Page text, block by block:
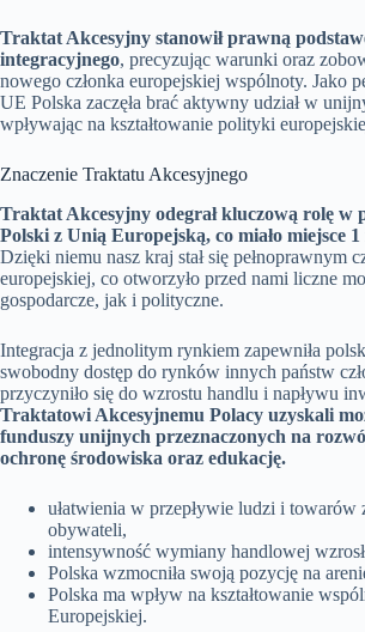
Traktat Akcesyjny stanowił prawną
integracyjnego, precyzując warunki oraz
nowego członka europejskiej wspólnoty. Jako
UE Polska zaczęła brać aktywny udział w
wpływając na kształtowanie polityki
Znaczenie Traktatu Akcesyjnego
Traktat Akcesyjny odegrał kluczową rolę w
Polski z Unią Europejską, co miało miejsce
Dzięki niemu nasz kraj stał się pełnoprawnym
europejskiej, co otworzyło przed nami liczne
gospodarcze, jak i polityczne.
Integracja z jednolitym rynkiem zapewniła
swobodny dostęp do rynków innych państw
przyczyniło się do wzrostu handlu i napływu
Traktatowi Akcesyjnemu Polacy uzyskali
funduszy unijnych przeznaczonych na
ochronę środowiska oraz edukację.
ułatwienia w przepływie ludzi i towarów
obywateli,
intensywność wymiany handlowej
Polska wzmocniła swoją pozycję na
Polska ma wpływ na kształtowanie
Europejskiej.